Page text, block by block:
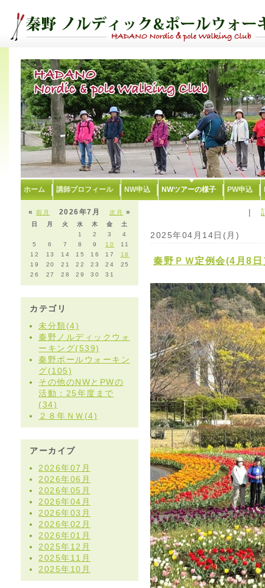
ホーム 講師プロフィール NW申込 NWツアーの様子 PW申込
«前月 次月 »
2026年7月
日 月 火 水 木 金
土
1
2 3
4
5
6 7 8 9 10
11
12
13 14 15 16 17
18
19
20 21 22 23 24
25
26
27 28 29 30 31
カテゴリ
未分類(4)
秦野ノルディックウォ
ーキング(539)
秦野ポールウォーキン
グ(105)
その他のNWとPWの
活動：25年度まで
(34)
２８年ＮＷ(4)
アーカイブ
2026年07月
2026年06月
2026年05月
2026年04月
2026年03月
2026年02月
2026年01月
2025年12月
2025年11月
2025年10月
|
2025年04月14日(月)
秦野ＰＷ定例会(4月8